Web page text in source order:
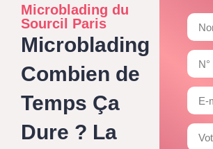
Microblading du
Sourcil Paris
Microblading
Combien de
Temps Ça
Dure ? La